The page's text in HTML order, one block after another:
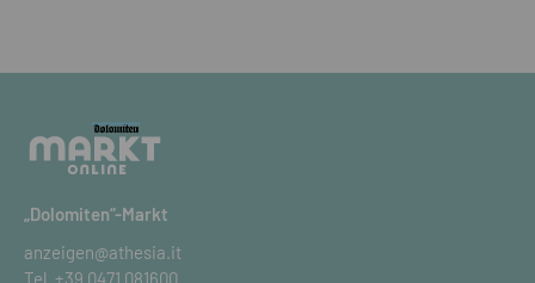
„Dolomiten“-Markt
anzeigen@athesia.it
Tel. +39 0471 081600